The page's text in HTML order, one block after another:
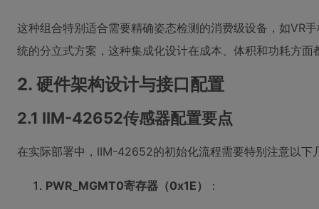
这种组合特别适合需要精确姿态检测的消费级设备，如VR
统的分立式方案，这种集成化设计在成本、体积和功耗方面
2. 硬件架构设计与接口配置
2.1 IIM-42652传感器配置要点
在实际部署中，IIM-42652的初始化流程需要特别注意以下
PWR_MGMT0寄存器（0x1E） ：